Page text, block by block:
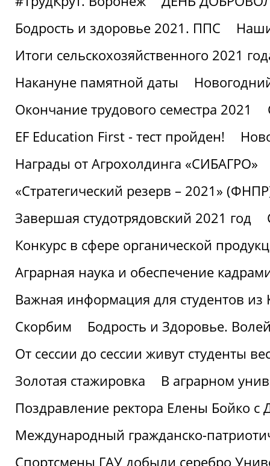
Бодрость и здоровье 2021. ППС
Итоги сельскохозяйственного 2021
Накануне памятной даты
Окончание трудового семестра 2021
EF Education First - тест пройден!
Награды от Агрохолдинга «СИБАГРО»
«Стратегический резерв – 2021»
Завершая студотрядовский 2021 год
Конкурс в сфере органической
Аграрная наука и обеспечение
Важная информация для студентов из
Скорбим
Бодрость и Здоровье.
От сессии до сессии живут студенты
Золотая стажировка
В аграрном
Поздравление ректора Елены Бойко с
Международный гражданско-
Спортсмены ГАУ добыли серебро